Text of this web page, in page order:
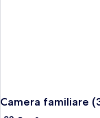
Camera familiare